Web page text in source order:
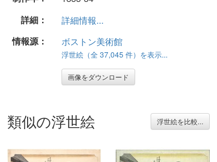
詳細：
詳細情報...
情報源：
ボストン美術館
浮世絵（全 37,045 件）を表示...
画像をダウンロード
類似の浮世絵 浮世絵を比較...